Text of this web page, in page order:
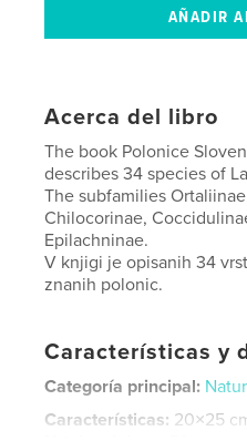
Acerca del libro
The book Polonice
describes 34 species of
The subfamilies
Chilocorinae,
Epilachninae.
V knjigi je opisanih 34
znanih polonic.
Características y
Categoría principal:
Características: 20×25